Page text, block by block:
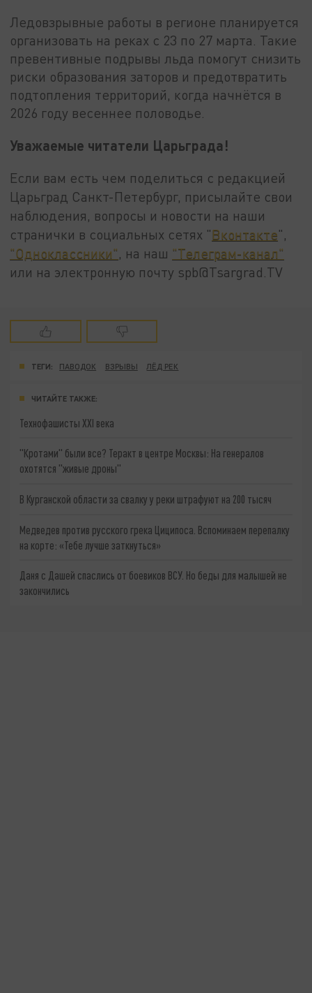
Ледовзрывные работы в регионе планируется
организовать на реках с 23 по 27 марта. Такие
превентивные подрывы льда помогут снизить
риски образования заторов и предотвратить
подтопления территорий, когда начнётся в
2026 году весеннее половодье.
Уважаемые читатели Царьграда!
Если вам есть чем поделиться с редакцией
Царьград Санкт-Петербург, присылайте свои
наблюдения, вопросы и новости на наши
странички в социальных сетях "Вконтакте",
"Одноклассники", на наш "Телеграм-канал"
или на электронную почту spb@Tsargrad.TV
ТЕГИ: ПАВОДОК ВЗРЫВЫ ЛЁД РЕК
ЧИТАЙТЕ ТАКЖЕ:
Технофашисты XXI века
"Кротами" были все? Теракт в центре Москвы: На генералов
охотятся "живые дроны"
В Курганской области за свалку у реки штрафуют на 200 тысяч
Медведев против русского грека Циципоса. Вспоминаем перепалку
на корте: «Тебе лучше заткнуться»
Даня с Дашей спаслись от боевиков ВСУ. Но беды для малышей не
закончились